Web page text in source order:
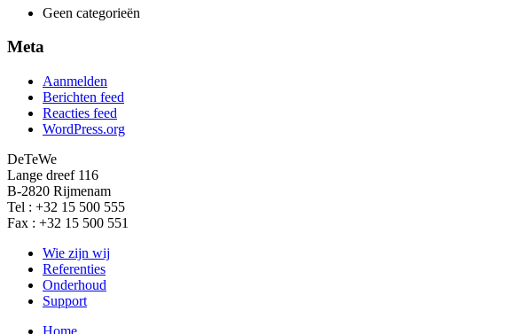
Geen categorieën
Meta
Aanmelden
Berichten feed
Reacties feed
WordPress.org
DeTeWe
Lange dreef 116
B-2820 Rijmenam
Tel : +32 15 500 555
Fax : +32 15 500 551
Wie zijn wij
Referenties
Onderhoud
Support